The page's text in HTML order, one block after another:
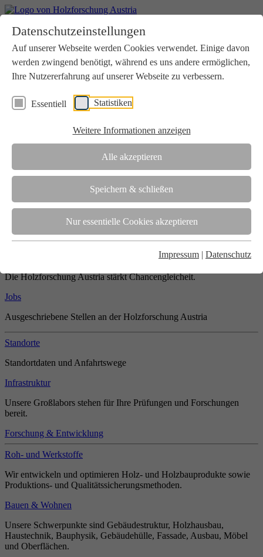
Datenschutzeinstellungen
Auf unserer Webseite werden Cookies verwendet. Einige davon
werden zwingend benötigt, während es uns andere ermöglichen,
Ihre Nutzererfahrung auf unserer Webseite zu verbessern.
Essentiell Statistiken
Weitere Informationen anzeigen
Alle akzeptieren
Speichern & schließen
Nur essentielle Cookies akzeptieren
Impressum | Datenschutz
Aktuelles
Downloads
Kontakt
Login
Verein
Wir unterstützen die Interessen der Holzbranche in enger
Zusammenarbeit mit Wissenschaft und Wirtschaft.
Die Holzforschung Austria ist akkreditierte Prüf-, Inspektions- und
Team
Unsere gesamte Kompetenz ist in unseren Mitarbeiter:innen
gebündelt
Die Holzforschung Austria stärkt Chancengleicheit.
Jobs
Ausgeschriebene Stellen an der Holzforschung Austria
Standorte
Standortdaten und Anfahrtswege
Infrastruktur
Unsere Großlabors stehen für Ihre Prüfungen und Forschungen
bereit.
Forschung & Entwicklung
Roh- und Werkstoffe
Wir entwickeln und optimieren Holz- und Holzbauprodukte sowie
Produktions- und Qualitätssicherungsmethoden.
Bauen & Wohnen
Unsere Schwerpunkte sind Gebäudestruktur, Holzhausbau,
Haustechnik, Bauphysik, Gebäudehülle, Fassade, Ausbau, Möbel
und Oberflächen.